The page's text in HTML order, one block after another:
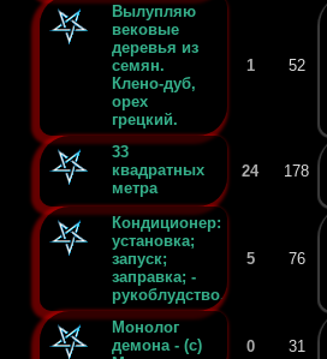
Вылупляю
вековые
деревья из
семян.
Клено-дуб,
орех
грецкий.
1 52
33
квадратных
метра
24 178
Кондиционер:
установка;
запуск;
заправка; -
рукоблудство...
5 76
Монолог
демона - (c)
0 31